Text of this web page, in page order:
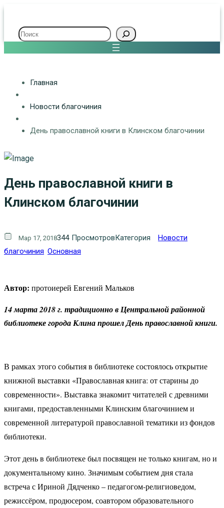
Поиск
Главная
Новости благочиния
День православной книги в Клинском благочинии
День православной книги в
Клинском благочинии
Мар 17, 2018344 ПросмотровКатегория
Новости
благочиния Основная
Автор: протоиерей Евгений Мальков
14 марта 2018 г. традиционно в Центральной районной
библиотеке города Клина прошел День православной книги.
В рамках этого события в библиотеке состоялось открытие
книжной выставки «Православная книга: от старины до
современности». Выставка знакомит читателей с древними
книгами, предоставленными Клинским благочинием и
современной литературой православной тематики из фондов
библиотеки.
Этот день в библиотеке был посвящен не только книгам, но и
документальному кино. Значимым событием дня стала
встреча с Ириной Дядченко – педагогом-религиоведом,
режиссёром, продюсером, соавтором образовательного